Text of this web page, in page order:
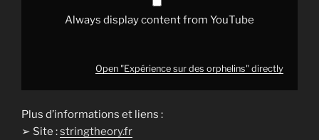
Always display content from YouTube
Open "Expérience sur des orphelins" directly
Plus d’informations et liens :
➢ Site :stringtheory.fr